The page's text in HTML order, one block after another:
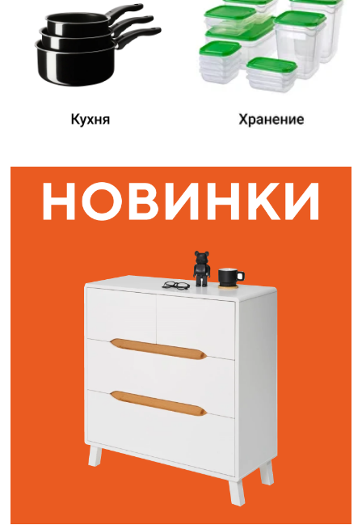
г. Санкт-Петербург, ул. Торжковская 20.
Санкт-Петербург, ул. Васенко 3В